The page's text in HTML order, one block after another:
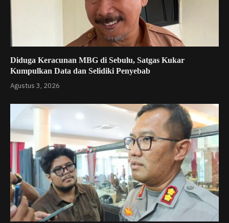
Diduga Keracunan MBG di Sebulu, Satgas Kukar
Kumpulkan Data dan Selidiki Penyebab
Agustus 3, 2026